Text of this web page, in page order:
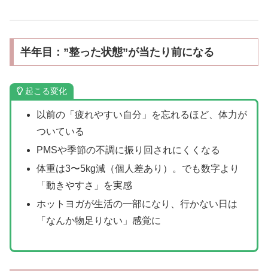
半年目：”整った状態”が当たり前になる
起こる変化
以前の「疲れやすい自分」を忘れるほど、体力が
ついている
PMSや季節の不調に振り回されにくくなる
体重は3〜5kg減（個人差あり）。でも数字より
「動きやすさ」を実感
ホットヨガが生活の一部になり、行かない日は
「なんか物足りない」感覚に